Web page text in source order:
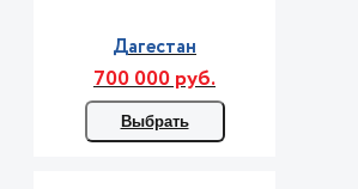
Дагестан
700 000 руб.
Выбрать